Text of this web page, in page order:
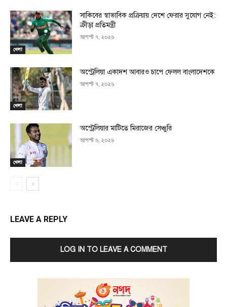
খেলা
সাকিবের স্বাভাবিক প্রক্রিয়ায় দেশে ফেরার সুযোগ নেই:
ক্রীড়া প্রতিমন্ত্রী
আগস্ট ৭, ২০২৬
খেলা
অস্ট্রেলিয়া একাদশ আবারও চাপে ফেলল বাংলাদেশকে
আগস্ট ৭, ২০২৬
খেলা
অস্ট্রেলিয়ার মাটিতে মিরাজের সেঞ্চুরি
আগস্ট ৬, ২০২৬
LEAVE A REPLY
LOG IN TO LEAVE A COMMENT